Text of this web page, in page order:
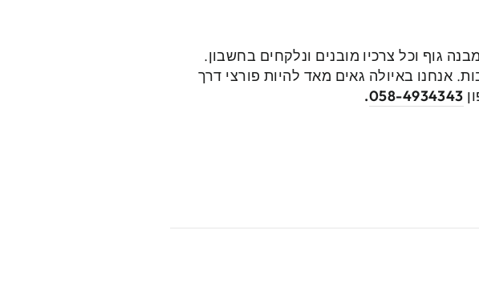
גוף וכל צרכיו מובנים ונלקחים בחשבון.
אנחנו באיולה גאים מאד להיות פורצי דרך
058-4934343
.